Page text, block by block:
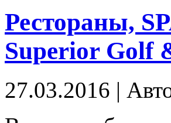
Рестораны,
Superior Golf
27.03.2016 |